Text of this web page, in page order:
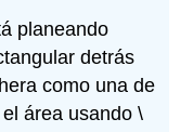
planeando
detrás
como una de
el área usando\